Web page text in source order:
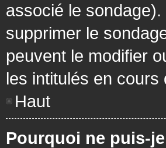
associé le sondage).
supprimer le
peuvent le modifier
les intitulés en cours
Haut
Pourquoi ne puis-